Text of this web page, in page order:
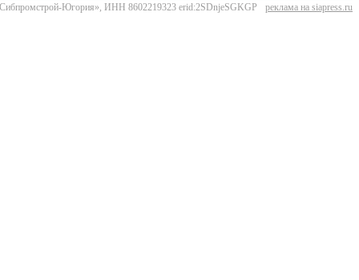
Югория», ИНН 8602219323 erid:2SDnjeSGKGP реклама на siapress.ru